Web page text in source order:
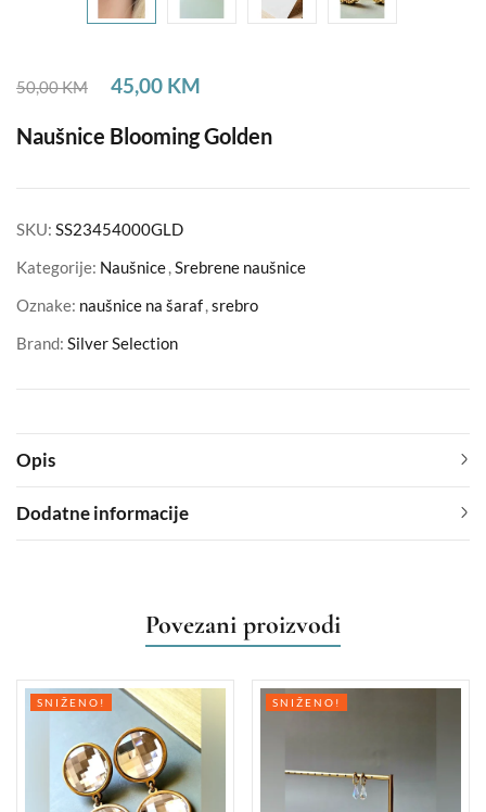
50,00KM 45,00 KM
Naušnice Blooming Golden
SKU: SS23454000GLD
Kategorije: Naušnice,Srebrene naušnice
Oznake: naušnice na šaraf,srebro
Brand: Silver Selection
Opis
Dodatne informacije
Povezani proizvodi
SNIŽENO! SNIŽENO!